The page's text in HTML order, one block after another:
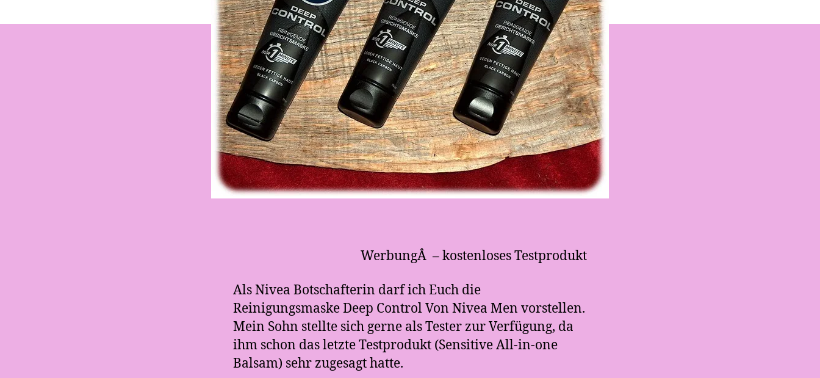
WerbungÂ – kostenloses Testprodukt
Als Nivea Botschafterin darf ich Euch die
Reinigungsmaske Deep Control Von Nivea Men vorstellen.
Mein Sohn stellte sich gerne als Tester zur Verfügung, da
ihm schon das letzte Testprodukt (Sensitive All-in-one
Balsam) sehr zugesagt hatte.